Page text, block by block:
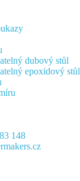
dubový stůl
epoxidový stůl
148